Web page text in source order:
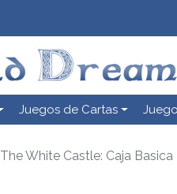
Juegos de Cartas
The White Castle: Caja Basica